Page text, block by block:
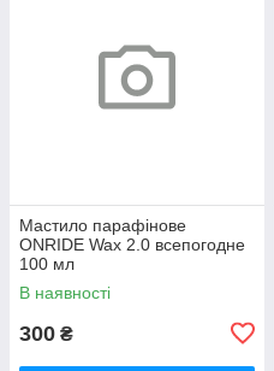
Мастило парафінове
ONRIDE Wax 2.0 всепогодне
100 мл
В наявності
300 ₴